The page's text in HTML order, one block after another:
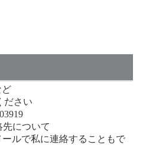
ど
ださい
先について
ールで私に連絡することもで